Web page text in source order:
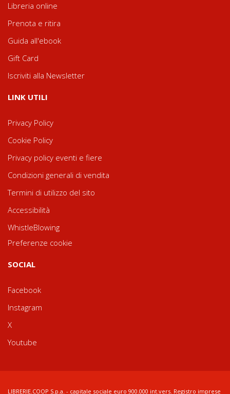
Libreria online
Prenota e ritira
Guida all'ebook
Gift Card
Iscriviti alla Newsletter
LINK UTILI
Privacy Policy
Cookie Policy
Privacy policy eventi e fiere
Condizioni generali di vendita
Termini di utilizzo del sito
Accessibilità
WhistleBlowing
Preferenze cookie
SOCIAL
Facebook
Instagram
X
Youtube
LIBRERIE.COOP S.p.a. - capitale sociale euro 900.000 int.vers. Registro imprese